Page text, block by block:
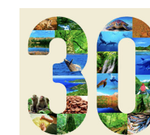
フード＆ドリンク
カルチャー
イノベーション
ライフスタイル